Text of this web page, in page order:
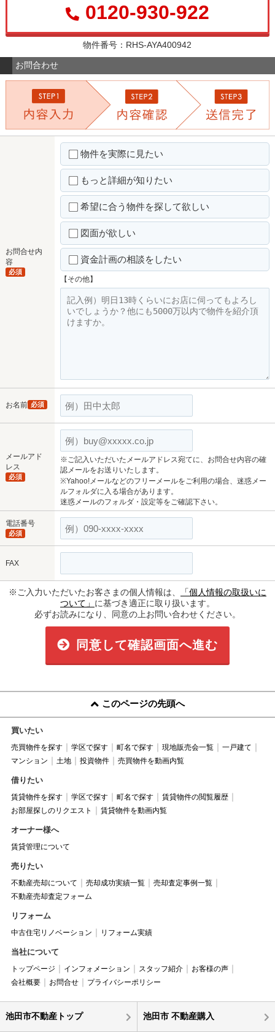
0120-930-922
物件番号：RHS-AYA400942
お問合わせ
お問合せ内
容
必須
物件を実際に見たい
もっと詳細が知りたい
希望に合う物件を探して欲しい
図面が欲しい
資金計画の相談をしたい
【その他】
お名前 必須
メールアド
レス
必須
※ご記入いただいたメールアドレス宛てに、お問合せ内容の確
認メールをお送りいたします。
※Yahoo!メールなどのフリーメールをご利用の場合、迷惑メー
ルフォルダに入る場合があります。
迷惑メールのフォルダ・設定等をご確認下さい。
電話番号
必須
FAX
※ご入力いただいたお客さまの個人情報は、
「個人情報の取扱いに
ついて」 に基づき適正に取り扱います。
必ずお読みになり、同意の上お問い合わせください。
同意して確認画面へ進む
このページの先頭へ
買いたい
売買物件を探す 学区で探す 町名で探す 現地販売会一覧
一戸建て
マンション
土地 投資物件 売買物件を動画内覧
借りたい
賃貸物件を探す 学区で探す 町名で探す
賃貸物件の閲覧履歴
お部屋探しのリクエスト
賃貸物件を動画内覧
オーナー様へ
賃貸管理について
売りたい
不動産売却について 売却成功実績一覧
売却査定事例一覧
不動産売却査定フォーム
リフォーム
中古住宅リノベーション リフォーム実績
当社について
トップページ インフォメーション スタッフ紹介
お客様の声
会社概要
お問合せ プライバシーポリシー
池田市不動産トップ 池田市 不動産購入